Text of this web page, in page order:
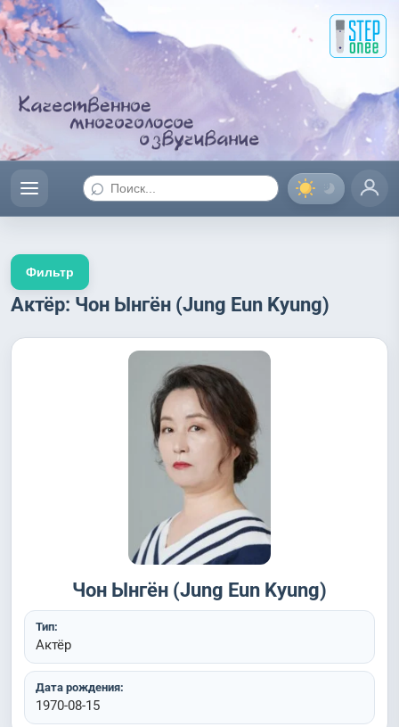
⌕
Актёр: Чон Ынгён (Jung Eun Kyung)
Чон Ынгён (Jung Eun Kyung)
Тип:
Актёр
Дата рождения:
1970-08-15
Фильтр